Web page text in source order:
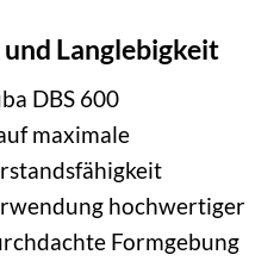
Langlebigkeit
DBS 600
maximale
hochwertiger
Formgebung